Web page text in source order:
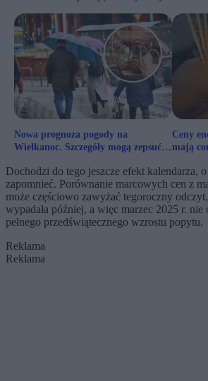
Nowa prognoza pogody na
Wielkanoc. Szczegóły mogą zepsuć
Ceny
mają
Dochodzi do tego jeszcze efekt kalendarza,
zapomnieć. Porównanie marcowych cen z
może częściowo zawyżać tegoroczny
wypadała później, a więc marzec 2025 r. nie
pełnego przedświątecznego wzrostu popytu.
Reklama
Reklama